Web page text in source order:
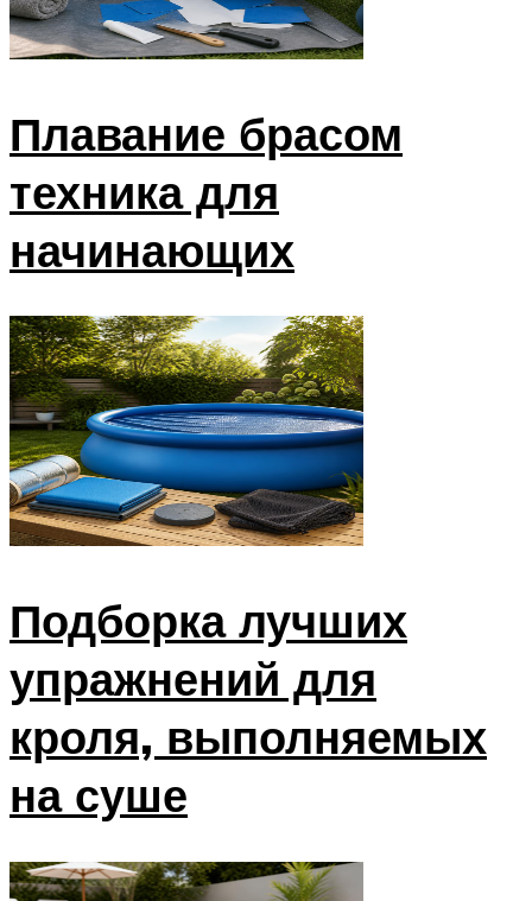
Плавание брасом
техника для
начинающих
Подборка лучших
упражнений для
кроля, выполняемых
на суше